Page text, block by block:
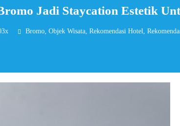
Jadi Staycation Estetik
Bromo, Objek Wisata, Rekomendasi Hotel